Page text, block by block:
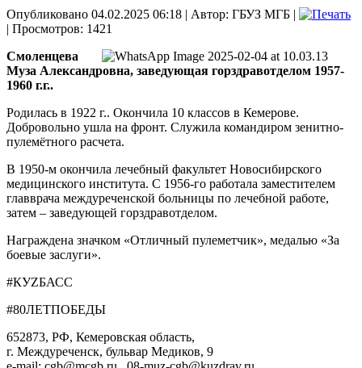
Опубликовано 04.02.2025 06:18 | Автор: ГБУЗ МГБ |
| Просмотров: 1421
Смоленцева
Муза Александровна, заведующая горздравотделом 1957-
1960 г.г..
Родилась в 1922 г.. Окончила 10 классов в Кемерове.
Добровольно ушла на фронт. Служила командиром зенитно-
пулемётного расчета.
В 1950-м окончила лечебный факультет Новосибирского
медицинского института. С 1956-го работала заместителем
главврача междуреченской больницы по лечебной работе,
затем – заведующей горздравотделом.
Награждена значком «Отличный пулеметчик», медалью «За
боевые заслуги».
#КУZБАСС
#80ЛЕТПОБЕДЫ
652873, РФ, Кемеровская область,
г. Междуреченск, бульвар Медиков, 9